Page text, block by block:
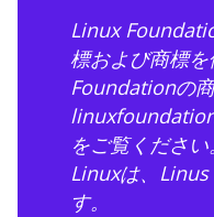
Linux
標および商標
Foundationの
をご覧ください。
Linuxは、
す。